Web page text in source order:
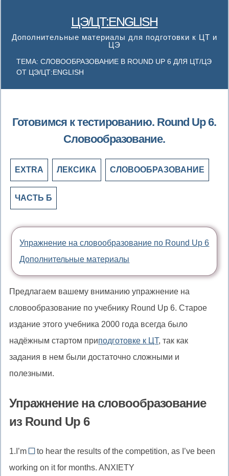
ЦЭ/ЦТ:ENGLISH
Дополнительные материалы для подготовки к ЦТ и
ЦЭ
ТЕМА: СЛОВООБРАЗОВАНИЕ В ROUND UP 6 ДЛЯ ЦТ/ЦЭ
ОТ ЦЭ/ЦТ:ENGLISH
Готовимся к тестированию. Round Up 6.
Словообразование.
EXTRA ЛЕКСИКА СЛОВООБРАЗОВАНИЕ
ЧАСТЬ Б
Упражнение на словообразование по Round Up 6
Дополнительные материалы
Предлагаем вашему вниманию упражнение на
словообразование по учебнику Round Up 6. Старое
издание этого учебника 2000 года всегда было
надёжным стартом приподготовке к ЦТ, так как
задания в нем были достаточно сложными и
полезными.
Упражнение на словообразование
из Round Up 6
1.I’m
anxious
//
to hear the results of the competition, as I’ve been
working on it for months. ANXIETY